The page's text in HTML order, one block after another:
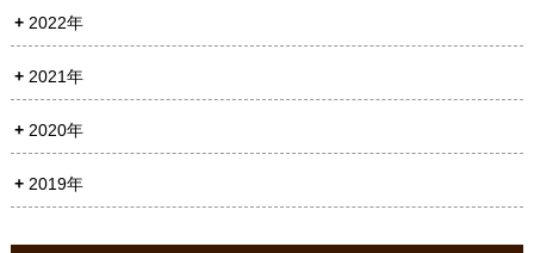
2022年
2021年
2020年
2019年